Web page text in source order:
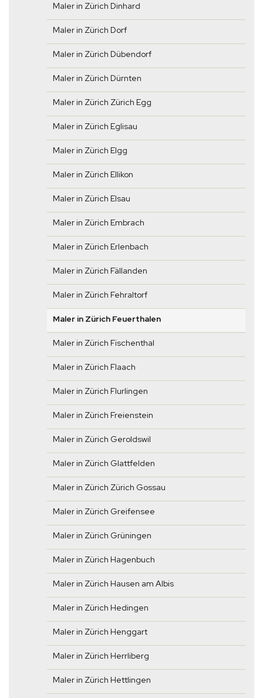
Maler in Zürich Dinhard
Maler in Zürich Dorf
Maler in Zürich Dübendorf
Maler in Zürich Dürnten
Maler in Zürich Zürich Egg
Maler in Zürich Eglisau
Maler in Zürich Elgg
Maler in Zürich Ellikon
Maler in Zürich Elsau
Maler in Zürich Embrach
Maler in Zürich Erlenbach
Maler in Zürich Fällanden
Maler in Zürich Fehraltorf
Maler in Zürich Feuerthalen
Maler in Zürich Fischenthal
Maler in Zürich Flaach
Maler in Zürich Flurlingen
Maler in Zürich Freienstein
Maler in Zürich Geroldswil
Maler in Zürich Glattfelden
Maler in Zürich Zürich Gossau
Maler in Zürich Greifensee
Maler in Zürich Grüningen
Maler in Zürich Hagenbuch
Maler in Zürich Hausen am Albis
Maler in Zürich Hedingen
Maler in Zürich Henggart
Maler in Zürich Herrliberg
Maler in Zürich Hettlingen